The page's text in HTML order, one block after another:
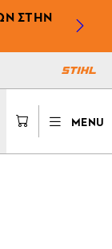
ΣΤΗΝ
MENU